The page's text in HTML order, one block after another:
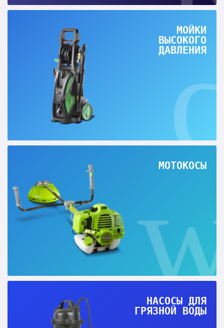
МОЙКИ
ВЫСОКОГО
ДАВЛЕНИЯ
МОТОКОСЫ
НАСОСЫ ДЛЯ
ГРЯЗНОЙ ВОДЫ